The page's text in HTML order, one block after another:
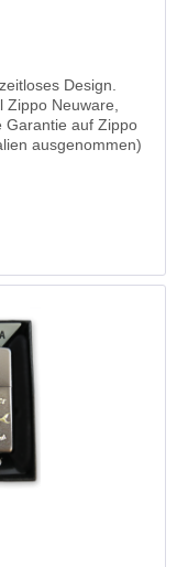
Design.
Neuware,
Garantie auf Zippo
ausgenommen)